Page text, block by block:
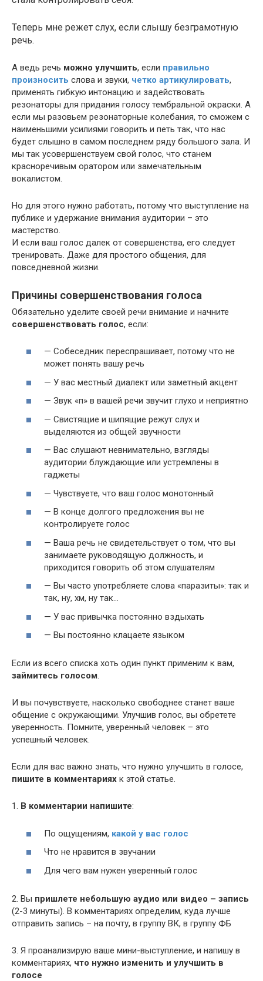
Теперь мне режет слух, если слышу безграмотную
речь.
А ведь речь можно улучшить, если правильно
произносить слова и звуки, четко артикулировать,
применять гибкую интонацию и задействовать
резонаторы для придания голосу тембральной окраски. А
если мы разовьем резонаторные колебания, то сможем с
наименьшими усилиями говорить и петь так, что нас
будет слышно в самом последнем ряду большого зала. И
мы так усовершенствуем свой голос, что станем
красноречивым оратором или замечательным
вокалистом.
Но для этого нужно работать, потому что выступление на
публике и удержание внимания аудитории – это
мастерство.
И если ваш голос далек от совершенства, его следует
тренировать. Даже для простого общения, для
повседневной жизни.
Причины совершенствования голоса
Обязательно уделите своей речи внимание и начните
совершенствовать голос, если:
— Собеседник переспрашивает, потому что не
может понять вашу речь
— У вас местный диалект или заметный акцент
— Звук «п» в вашей речи звучит глухо и неприятно
— Свистящие и шипящие режут слух и
выделяются из общей звучности
— Вас слушают невнимательно, взгляды
аудитории блуждающие или устремлены в
гаджеты
— Чувствуете, что ваш голос монотонный
— В конце долгого предложения вы не
контролируете голос
— Ваша речь не свидетельствует о том, что вы
занимаете руководящую должность, и
приходится говорить об этом слушателям
— Вы часто употребляете слова «паразиты»: так и
так, ну, хм, ну так…
— У вас привычка постоянно вздыхать
— Вы постоянно клацаете языком
Если из всего списка хоть один пункт применим к вам,
займитесь голосом.
И вы почувствуете, насколько свободнее станет ваше
общение с окружающими. Улучшив голос, вы обретете
уверенность. Помните, уверенный человек – это
успешный человек.
Если для вас важно знать, что нужно улучшить в голосе,
пишите в комментариях к этой статье.
1. В комментарии напишите:
По ощущениям, какой у вас голос
Что не нравится в звучании
Для чего вам нужен уверенный голос
2. Вы пришлете небольшую аудио или видео – запись
(2-3 минуты). В комментариях определим, куда лучше
отправить запись – на почту, в группу ВК, в группу ФБ
3. Я проанализирую ваше мини-выступление, и напишу в
комментариях, что нужно изменить и улучшить в
голосе